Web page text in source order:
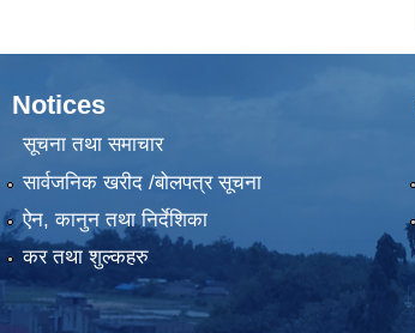
Notices
सूचना तथा समाचार
सार्वजनिक खरीद /बोलपत्र सूचना
ऐन, कानुन तथा निर्देशिका
कर तथा शुल्कहरु